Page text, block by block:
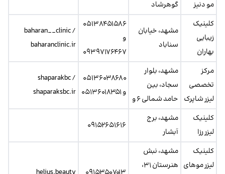
مو دنیز
گوهرشاد
کلینیک
زیبایی
بهاران
مشهد، خیابان
سناباد
۰۵۱۳۸۴۵۱۵۸۶
و
۰۹۳۹۷۱۷۶۴۶۷
baharan__clinic /
baharanclinic.ir
مرکز
تخصصی
لیزر شاپرک
مشهد، بلوار
سجاد، بین
حامد شمالی ۶ و
۰۵۱۳۶۰۳۸۶۸۰
و ۰۵۱۳۶۰۱۸۳۵۱
shaparakbc /
shaparaksbc.ir
کلینیک
لیزر رزا
مشهد، برج
آبشار
۰۹۱۵۲۶۵۱۶۱۶
کلینیک
لیزر موهای
مشهد، نبش
هنرستان ۳۱،